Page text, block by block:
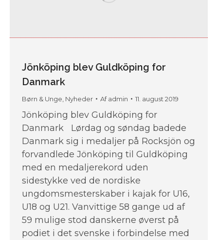
Jönköping blev Guldköping for
Danmark
Børn & Unge Nyheder Afadmin 11. august 2019
Jönköping blev Guldköping for
Danmark Lørdag og søndag badede
Danmark sig i medaljer på Rocksjön og
forvandlede Jönköping til Guldköping
med en medaljerekord uden
sidestykke ved de nordiske
ungdomsmesterskaber i kajak for U16,
U18 og U21. Vanvittige 58 gange ud af
59 mulige stod danskerne øverst på
podiet i det svenske i forbindelse med